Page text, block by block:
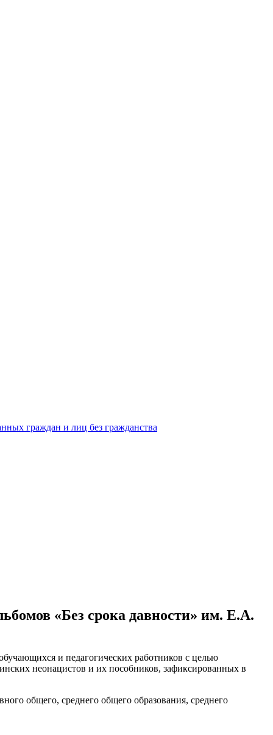
граждан и лиц без гражданства
«Без срока давности» им. Е.А.
и педагогических работников с целью
неонацистов и их пособников, зафиксированных в
общего, среднего общего образования, среднего